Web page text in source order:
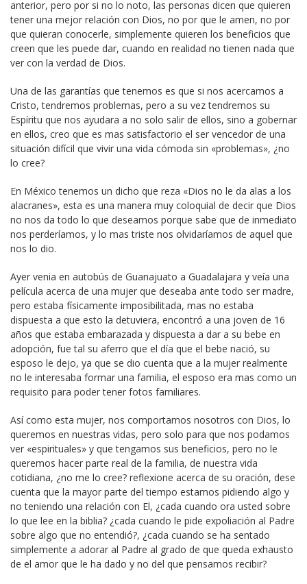
anterior, pero por si no lo noto, las personas dicen que quieren
tener una mejor relación con Dios, no por que le amen, no por
que quieran conocerle, simplemente quieren los beneficios que
creen que les puede dar, cuando en realidad no tienen nada que
ver con la verdad de Dios.
Una de las garantías que tenemos es que si nos acercamos a
Cristo, tendremos problemas, pero a su vez tendremos su
Espíritu que nos ayudara a no solo salir de ellos, sino a gobernar
en ellos, creo que es mas satisfactorio el ser vencedor de una
situación difícil que vivir una vida cómoda sin «problemas», ¿no
lo cree?
En México tenemos un dicho que reza «Dios no le da alas a los
alacranes», esta es una manera muy coloquial de decir que Dios
no nos da todo lo que deseamos porque sabe que de inmediato
nos perderíamos, y lo mas triste nos olvidaríamos de aquel que
nos lo dio.
Ayer venia en autobús de Guanajuato a Guadalajara y veía una
película acerca de una mujer que deseaba ante todo ser madre,
pero estaba físicamente imposibilitada, mas no estaba
dispuesta a que esto la detuviera, encontró a una joven de 16
años que estaba embarazada y dispuesta a dar a su bebe en
adopción, fue tal su aferro que el día que el bebe nació, su
esposo le dejo, ya que se dio cuenta que a la mujer realmente
no le interesaba formar una familia, el esposo era mas como un
requisito para poder tener fotos familiares.
Así como esta mujer, nos comportamos nosotros con Dios, lo
queremos en nuestras vidas, pero solo para que nos podamos
ver «espirituales» y que tengamos sus beneficios, pero no le
queremos hacer parte real de la familia, de nuestra vida
cotidiana, ¿no me lo cree? reflexione acerca de su oración, dese
cuenta que la mayor parte del tiempo estamos pidiendo algo y
no teniendo una relación con El, ¿cada cuando ora usted sobre
lo que lee en la biblia? ¿cada cuando le pide expoliación al Padre
sobre algo que no entendió?, ¿cada cuando se ha sentado
simplemente a adorar al Padre al grado de que queda exhausto
de el amor que le ha dado y no del que pensamos recibir?